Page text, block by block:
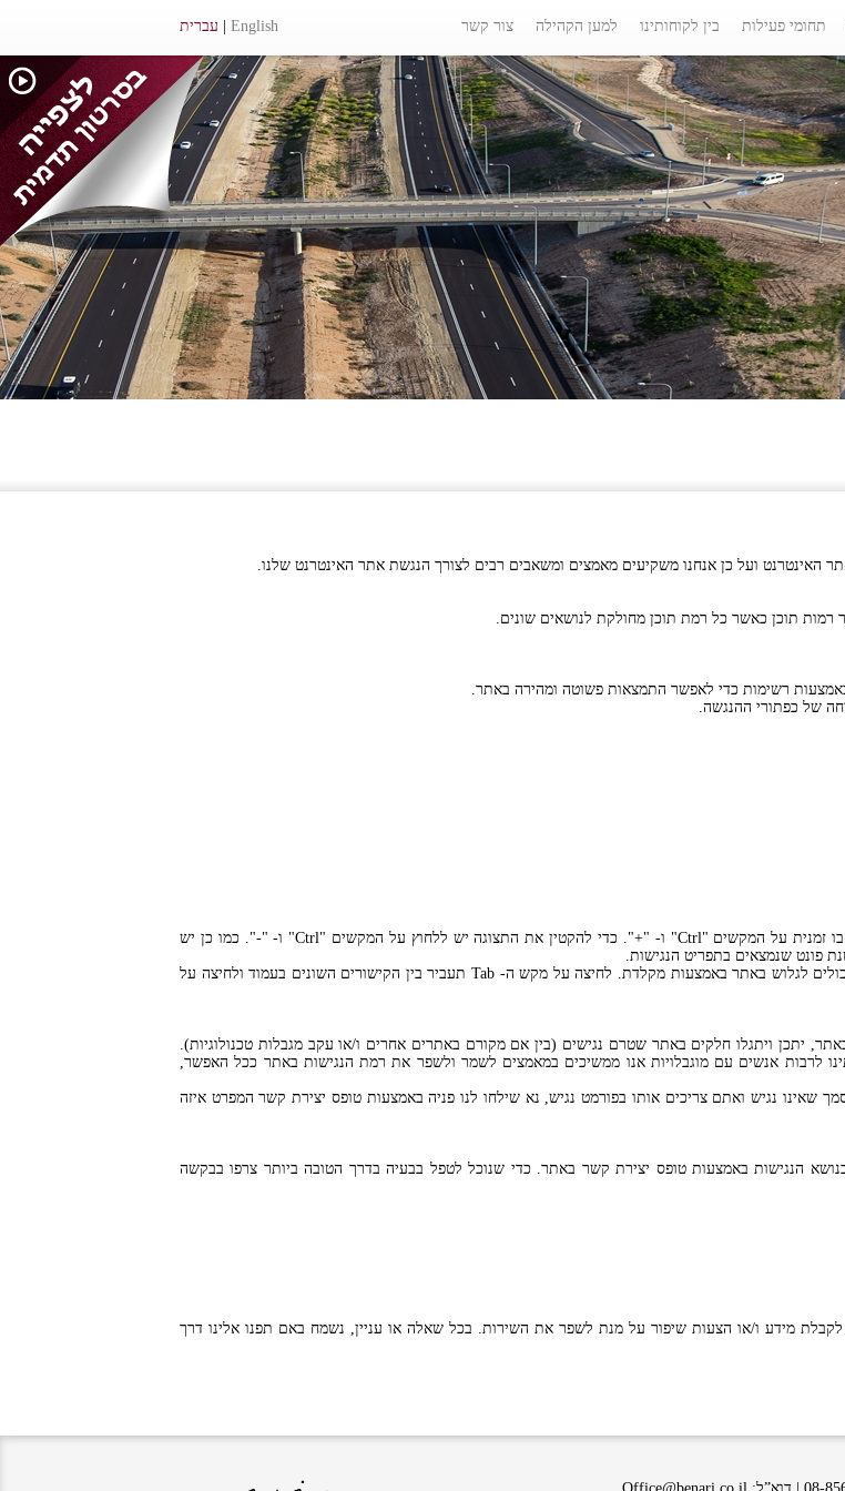
English עברית תחומי פעילות בין לקוחותינו למען הקהילה צור קשר
האינטרנט ועל כן אנחנו משקיעים מאמצים ומשאבים רבים לצורך הנגשת אתר האינטרנט שלנו.
תוכן כאשר כל רמת תוכן מחולקת לנושאים שונים.
באמצעות רשימות כדי לאפשר התמצאות פשוטה ומהירה באתר.
של כפתורי ההנגשה.
לצורך הגדלת התצוגה באתר - ניתן להגדיל את התצוגה באתר על-ידי לחיצה בו זמנית על המקשים "Ctrl" ו- "+". כדי להקטין את התצוגה יש ללחוץ על המקשים "Ctrl" ו- "-". כמו כן יש
פונט שנמצאים בתפריט הנגישות.
לצורך הפעלת האתר באמצעות מקלדת - גולשים המתקשים בהפעלת עכבר יכולים לגלוש באתר באמצעות מקלדת. לחיצה על מקש ה- Tab תעביר בין הקישורים השונים בעמוד ולחיצה על
יתכן ויתגלו חלקים באתר שטרם נגישים (בין אם מקורם באתרים אחרים ו/או עקב מגבלות טכנולוגיות).
לרבות אנשים עם מוגבלויות אנו ממשיכים במאמצים לשמר ולשפר את רמת הנגישות באתר ככל האפשר,
נגיש ואתם צריכים אותו בפורמט נגיש, נא שילחו לנו פניה באמצעות טופס יצירת קשר המפרט איזה
הנגישות באמצעות טופס יצירת קשר באתר. כדי שנוכל לטפל בבעיה בדרך הטובה ביותר צרפו בבקשה
מידע ו/או הצעות שיפור על מנת לשפר את השירות. בכל שאלה או עניין, נשמח באם תפנו אלינו דרך